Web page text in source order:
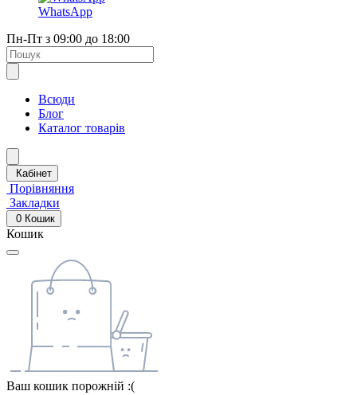
WhatsApp
Пн-Пт з 09:00 до 18:00
Всюди
Блог
Каталог товарів
Кабінет
Порівняння
Закладки
0 Кошик
Кошик
Ваш кошик порожній :(